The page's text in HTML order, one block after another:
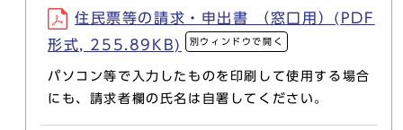
住民票等の請求・申出書 （窓口用）(PDF
形式, 255.89KB)
別ウィンドウで開く
パソコン等で入力したものを印刷して使用する場合
にも、請求者欄の氏名は自署してください。